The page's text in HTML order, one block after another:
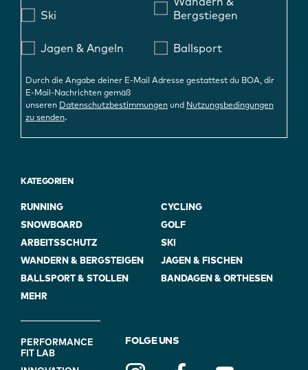
Ski
Wandern &
Bergstiegen
Jagen & Angeln Ballsport
Durch die Angabe deiner E-Mail Adresse gestattest du BOA, dir
E-Mail-Nachrichten gemäß
unseren Datenschutzbestimmungen und Nutzungsbedingungen
zu senden.
KATEGORIEN
RUNNING
CYCLING
SNOWBOARD
GOLF
ARBEITSSCHUTZ
SKI
WANDERN & BERGSTEIGEN
JAGEN & FISCHEN
BALLSPORT & STOLLEN
BANDAGEN & ORTHESEN
MEHR
FOOTER
NAVIGATION
PERFORMANCE
FIT LAB
FOLGE UNS